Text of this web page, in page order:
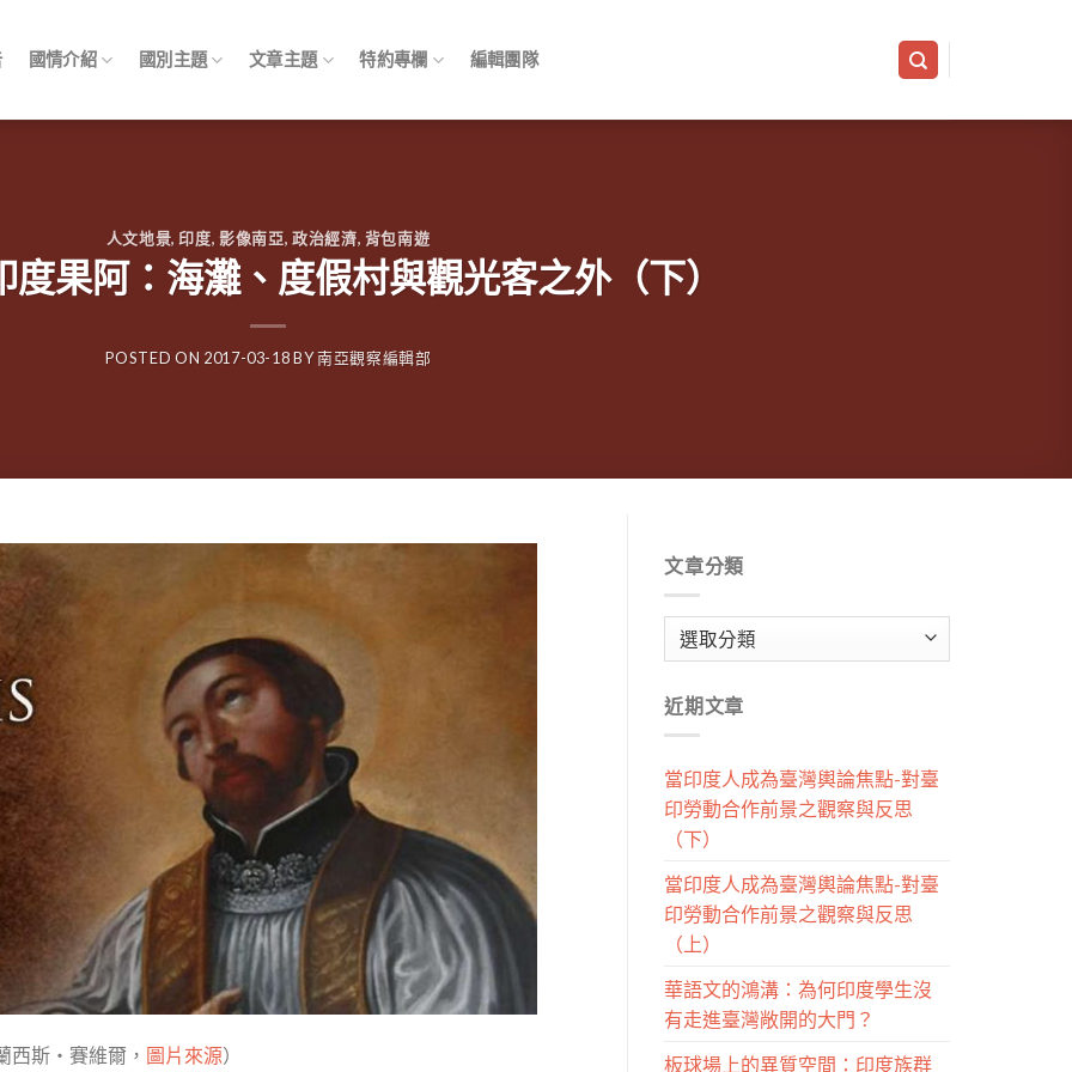
國情介紹 國別主題 文章主題 特約專欄 編輯團隊
人文地景, 印度,影像南亞, 政治經濟, 背包南遊
度果阿：海灘、度假村與觀光客之外（下）
POSTED ON 2017-03-18BY南亞觀察編輯部
西斯‧賽維爾， 圖片來源）
文章分類
章
類
近期文章
當印度人成為臺灣輿論焦點-對臺
印勞動合作前景之觀察與反思
（下）
當印度人成為臺灣輿論焦點-對臺
印勞動合作前景之觀察與反思
（上）
華語文的鴻溝：為何印度學生沒
有走進臺灣敞開的大門？
板球場上的異質空間：印度族群